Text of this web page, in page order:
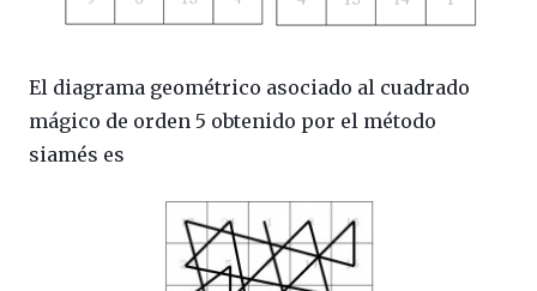
El diagrama geométrico asociado al cuadrado
mágico de orden 5 obtenido por el método
siamés es